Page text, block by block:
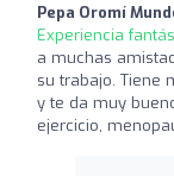
Pepa Oromí
Experiencia
a muchas
su trabajo. Tiene
y te da muy
ejercicio,